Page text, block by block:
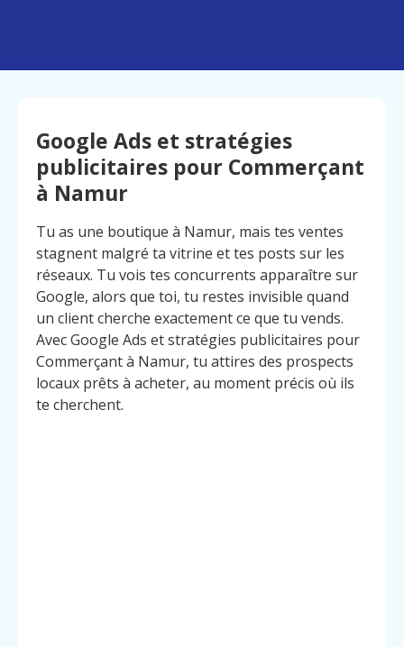
Google Ads et stratégies
publicitaires pour Commerçant
à Namur
Tu as une boutique à Namur, mais tes ventes
stagnent malgré ta vitrine et tes posts sur les
réseaux. Tu vois tes concurrents apparaître sur
Google, alors que toi, tu restes invisible quand
un client cherche exactement ce que tu vends.
Avec Google Ads et stratégies publicitaires pour
Commerçant à Namur, tu attires des prospects
locaux prêts à acheter, au moment précis où ils
te cherchent.